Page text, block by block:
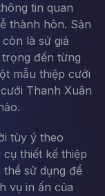
tin quan
thành hôn. Sản
là sứ giả
đến từng
mẫu thiệp cưới
Thanh Xuân
tùy ý theo
thiết kế thiệp
sử dụng để
vụ in ấn của